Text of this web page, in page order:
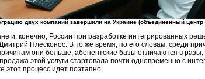
двух компаний завершили на Украине (объединенный центр
и, конечно, России при разработке интегрированных
Плесконос. В то же время, по его словам, среди
они больше, абонентские базы отличаются в разы,
этой услуги стартовала почти одновременно с
процесс идет поэтапно.